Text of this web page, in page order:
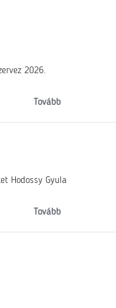
2026.
Tovább
Hodossy Gyula
Tovább